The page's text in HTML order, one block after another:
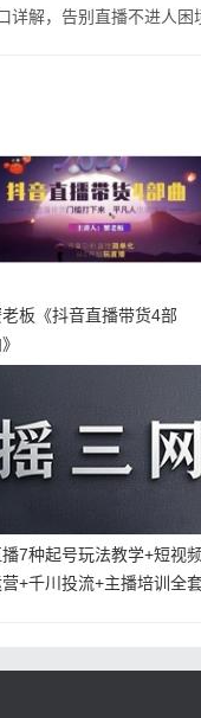
详解，告别直播不进人困
板《抖音直播带货4部
播7种起号玩法教学+短视
+千川投流+主播培训全